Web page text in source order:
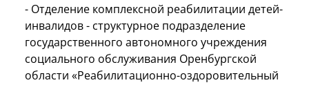
- Отделение комплексной реабилитации детей-
инвалидов - структурное подразделение
государственного автономного учреждения
социального обслуживания Оренбургской
области «Реабилитационно-оздоровительный